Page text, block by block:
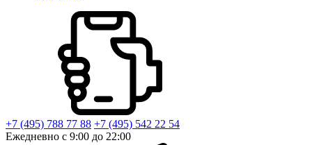
+7 (495) 788 77 88 +7 (495) 542 22 54
Ежедневно с 9:00 до 22:00